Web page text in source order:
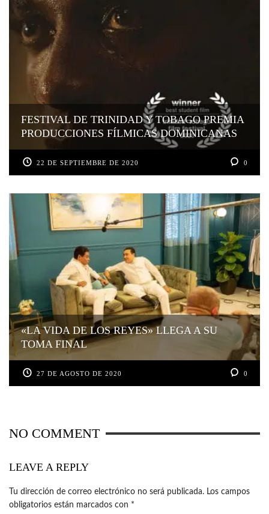
FESTIVAL DE TRINIDAD Y TOBAGO PREMIA
PRODUCCIONES FÍLMICAS DOMINICANAS
22 DE SEPTIEMBRE DE 2020 0
«LA VIDA DE LOS REYES» LLEGA A SU
TOMA FINAL
27 DE AGOSTO DE 2020 0
NO COMMENT
LEAVE A REPLY
Tu dirección de correo electrónico no será publicada. Los campos
obligatorios están marcados con *